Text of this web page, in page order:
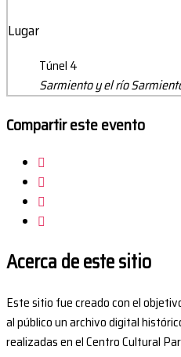
Lugar
Túnel 4
Sarmiento y el río
Compartir este evento
Acerca de este sitio
Este sitio fue creado con el
al público un archivo digital
realizadas en el Centro Cultural